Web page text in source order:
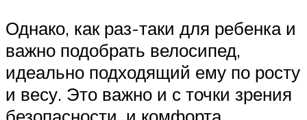
Однако, как раз-таки для ребенка и
важно подобрать велосипед,
идеально подходящий ему по росту
и весу. Это важно и с точки зрения
безопасности, и комфорта